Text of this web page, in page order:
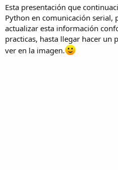
n
i
c
i
o
Esta presentación que
Python en comunicación serial,
actualizar esta información
practicas, hasta llegar hacer un
ver en la imagen.